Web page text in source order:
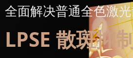
全面解决普通全色激
LPSE 散斑抑